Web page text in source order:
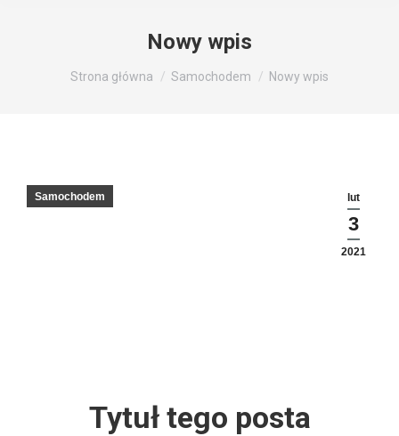
Nowy wpis
Jesteś tutaj:
Strona główna Samochodem Nowy wpis
lut
3
2021
Samochodem
Tytuł tego posta